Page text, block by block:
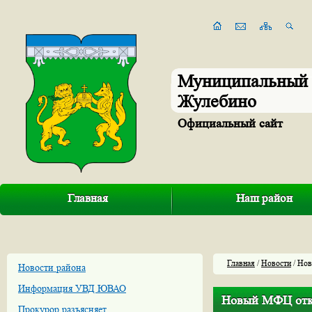
Муниципальный
Жулебино
Официальный сайт
Главная Наш район
Новости района
Информация УВД ЮВАО
Прокурор разъясняет
Главная /Новости/
Новый МФЦ